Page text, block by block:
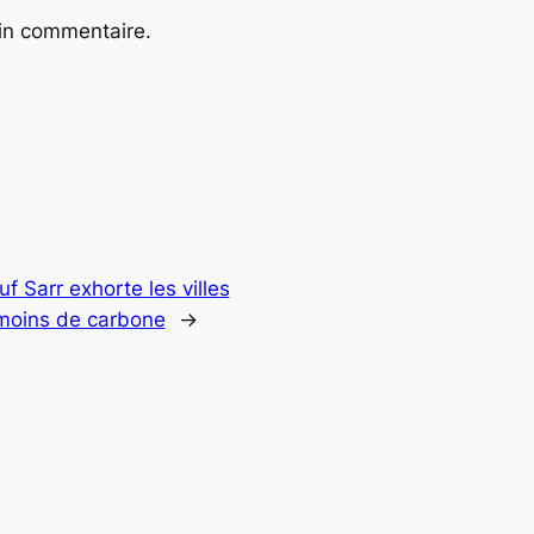
commentaire.
Sarr exhorte les villes
de carbone
→